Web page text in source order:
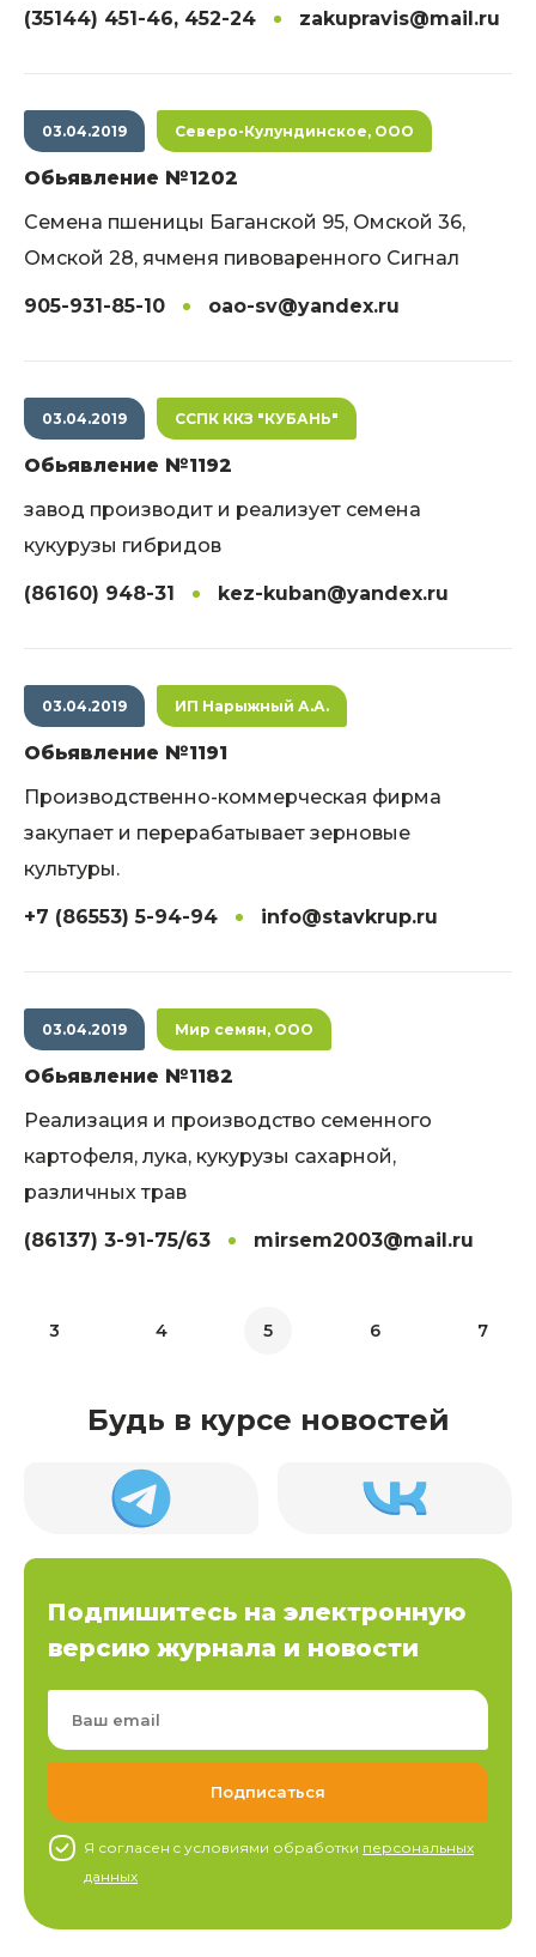
(35144) 451-46, 452-24 zakupravis@mail.ru
03.04.2019 Северо-Кулундинское, ООО
Обьявление №1202
Семена пшеницы Баганской 95, Омской 36,
Омской 28, ячменя пивоваренного Сигнал
905-931-85-10 oao-sv@yandex.ru
03.04.2019 ССПК ККЗ "КУБАНЬ"
Обьявление №1192
завод производит и реализует семена
кукурузы гибридов
(86160) 948-31 kez-kuban@yandex.ru
03.04.2019 ИП Нарыжный А.А.
Обьявление №1191
Производственно-коммерческая фирма
закупает и перерабатывает зерновые
культуры.
+7 (86553) 5-94-94 info@stavkrup.ru
03.04.2019 Мир семян, ООО
Обьявление №1182
Реализация и производство семенного
картофеля, лука, кукурузы сахарной,
различных трав
(86137) 3-91-75/63 mirsem2003@mail.ru
3 4 5 6 7
Будь в курсе новостей
Подпишитесь на электронную
версию журнала и новости
Я согласен c условиями обработки персональных
данных